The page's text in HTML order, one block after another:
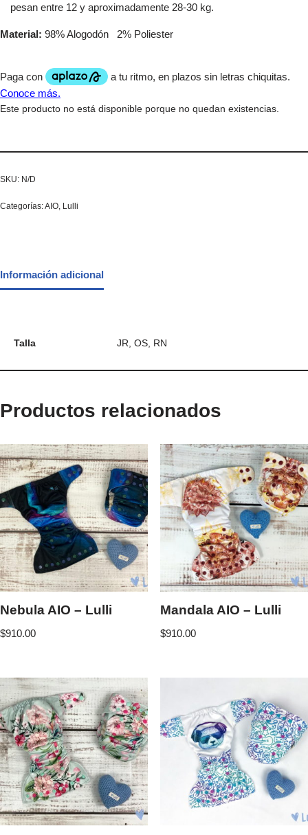
pesan entre 12 y aproximadamente 28-30 kg.
Material: 98% Alogodón 2% Poliester
Este producto no está disponible porque no quedan existencias.
SKU: N/D
Categorías:AIO, Lulli
Información adicional
Talla JR, OS, RN
Productos relacionados
Nebula AIO – Lulli
$910.00
Mandala AIO – Lulli
$910.00